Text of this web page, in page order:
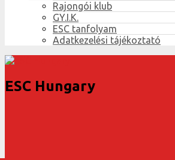
Rajongói klub
GY.I.K.
ESC tanfolyam
Adatkezelési tájékoztató
ESC Hungary